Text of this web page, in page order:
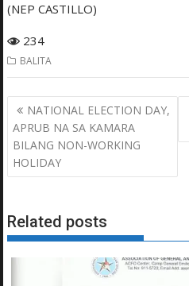
(NEP CASTILLO)
234
BALITA
Post
navigation
NATIONAL ELECTION DAY,
APRUB NA SA KAMARA
BILANG NON-WORKING
HOLIDAY
Related posts